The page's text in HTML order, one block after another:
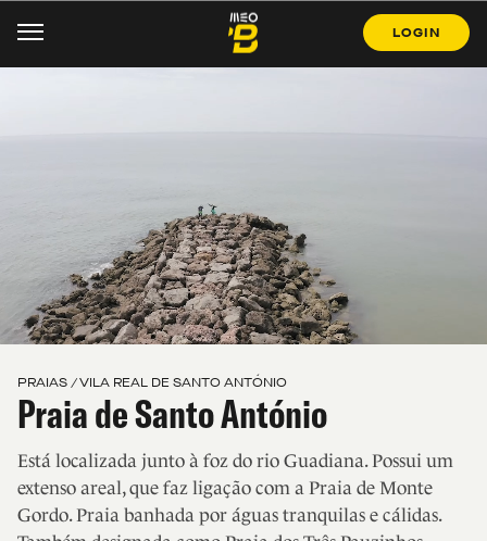
LOGIN
PRAIAS / VILA REAL DE SANTO ANTÓNIO
Praia de Santo António
Está localizada junto à foz do rio Guadiana. Possui um
extenso areal, que faz ligação com a Praia de Monte
Gordo. Praia banhada por águas tranquilas e cálidas.